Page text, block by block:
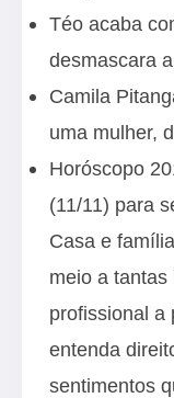
Téo acaba
desmascara
Camila
uma mulher,
Horóscopo
(11/11) para
Casa e
meio a
profissional a
entenda
sentimentos